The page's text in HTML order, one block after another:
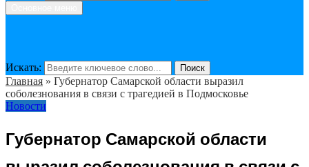
Искать: Поиск
Главная » Губернатор Самарской области выразил
соболезнования в связи с трагедией в Подмосковье
Новости
Губернатор Самарской области